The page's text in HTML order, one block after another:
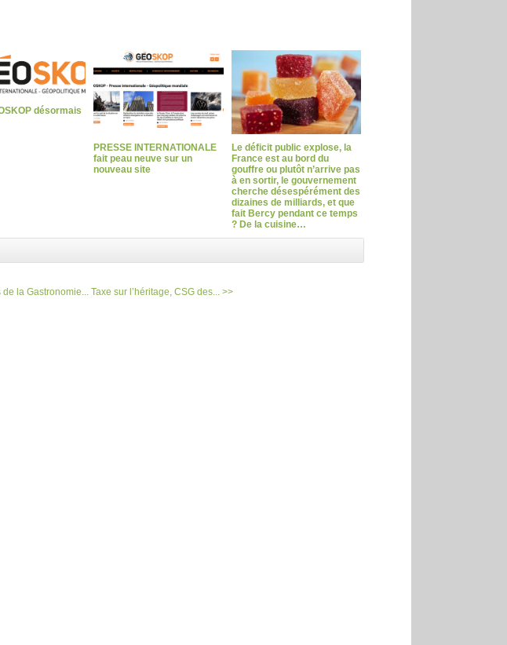
désormais
PRESSE INTERNATIONALE
fait peau neuve sur un
nouveau site
Le déficit public explose, la
France est au bord du
gouffre ou plutôt n’arrive pas
à en sortir, le gouvernement
cherche désespérément des
dizaines de milliards, et que
fait Bercy pendant ce temps
? De la cuisine…
de la Gastronomie... Taxe sur l’héritage, CSG des... >>